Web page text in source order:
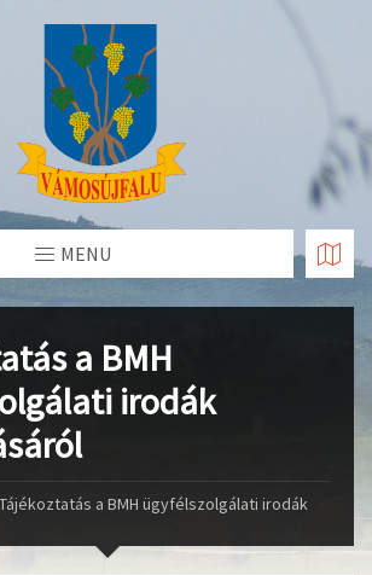
MENU
a BMH
irodák
Tájékoztatás a BMH ügyfélszolgálati irodák